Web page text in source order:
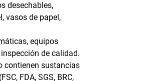
desechables,
vasos de papel,
equipos
de calidad.
contienen sustancias
FDA, SGS, BRC,